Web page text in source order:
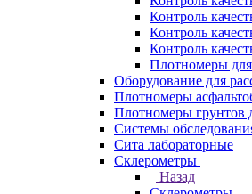
Контроль
Контроль
Контроль
Плотномеры для
Оборудование для
Плотномеры
Плотномеры грунтов
Системы
Сита лабораторные
Склерометры
Назад